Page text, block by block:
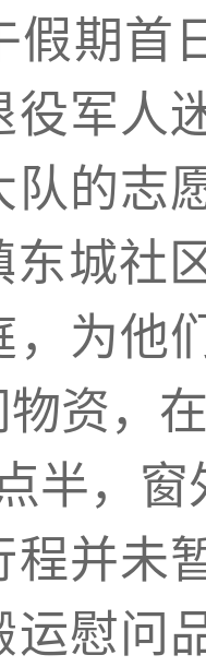
假期首
役军人
队的志
东城社
，为他
资，
，窗
程并未
运慰问